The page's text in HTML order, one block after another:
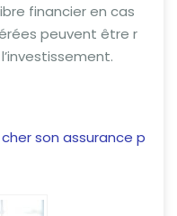
financier en cas
peuvent être r
son assurance p